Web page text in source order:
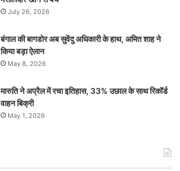
July 26, 2026
बंगाल की बागडोर अब सुवेंदु अधिकारी के हाथ, अमित शाह ने
किया बड़ा ऐलान
May 8, 2026
मारुति ने अप्रैल में रचा इतिहास, 33% उछाल के साथ रिकॉर्ड
वाहन बिक्री
May 1, 2026